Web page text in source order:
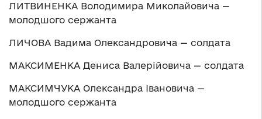
ЛИТВИНЕНКА Володимира Миколайовича —
молодшого сержанта
ЛИЧОВА Вадима Олександровича — солдата
МАКСИМЕНКА Дениса Валерійовича — солдата
МАКСИМЧУКА Олександра Івановича —
молодшого сержанта